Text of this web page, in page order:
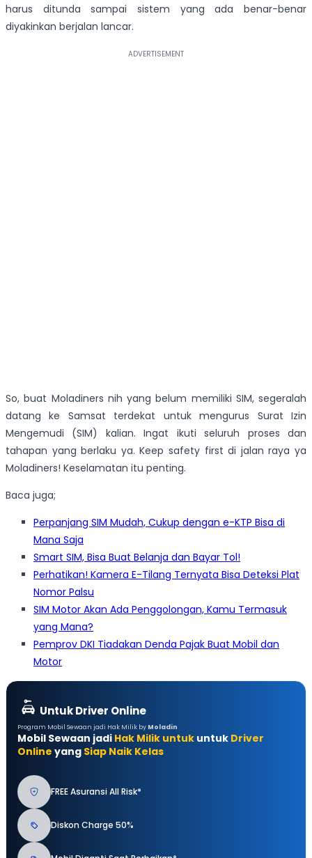
harus ditunda sampai sistem yang ada benar-benar
diyakinkan berjalan lancar.
So, buat Moladiners nih yang belum memiliki SIM, segeralah
datang ke Samsat terdekat untuk mengurus Surat Izin
Mengemudi (SIM) kalian. Ingat ikuti seluruh proses dan
tahapan yang berlaku ya. Keep safety first di jalan raya ya
Moladiners! Keselamatan itu penting.
Baca juga;
Perpanjang SIM Mudah, Cukup dengan e-KTP Bisa di
Mana Saja
Smart SIM, Bisa Buat Belanja dan Bayar Tol!
Perhatikan! Kamera E-Tilang Ternyata Bisa Deteksi Plat
Nomor Palsu
SIM Motor Akan Ada Penggolongan, Kamu Termasuk
yang Mana?
Pemprov DKI Tiadakan Denda Pajak Buat Mobil dan
Motor
Untuk Driver Online
Program Mobil Sewaan jadi Hak Milik by Moladin
Mobil Sewaan jadi Hak Milik untuk untuk Driver
Online yang Siap Naik Kelas
FREE Asuransi All Risk*
Diskon Charge 50%